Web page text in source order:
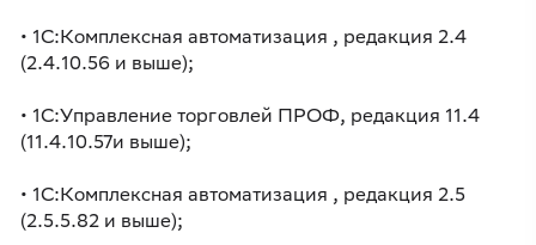
• 1С:Комплексная автоматизация , редакция 2.4
(2.4.10.56 и выше);
• 1С:Управление торговлей ПРОФ, редакция 11.4
(11.4.10.57и выше);
• 1С:Комплексная автоматизация , редакция 2.5
(2.5.5.82 и выше);